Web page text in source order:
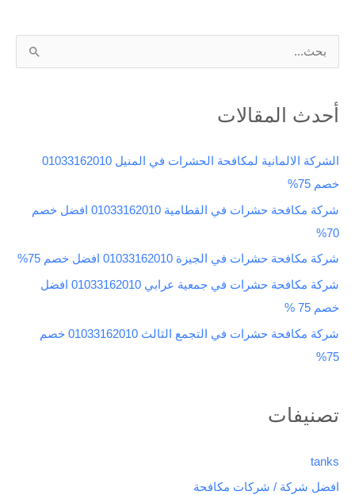
ب
ح
:
أحدث المقالات
الشركة الالمانية لمكافحة الحشرات في المنيل 01033162010
خصم 75%
شركة مكافحة حشرات في القطامية 01033162010 افضل خصم
70%
شركة مكافحة حشرات في الجيزة 01033162010 افضل خصم 75%
شركة مكافحة حشرات في جمعية عرابي 01033162010 افضل
خصم 75 %
شركة مكافحة حشرات في التجمع الثالث 01033162010 خصم
75%
تصنيفات
tanks
افضل شركة / شركات مكافحة